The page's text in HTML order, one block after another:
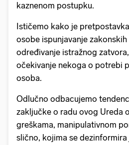
kaznenom postupku.
Ističemo kako je
osobe ispunjavanje zakonskih
određivanje istražnog
očekivanje nekoga o potrebi
osoba.
Odlučno odbacujemo
zaključke o radu ovog Ureda
greškama, manipulativnom
slično, kojima se